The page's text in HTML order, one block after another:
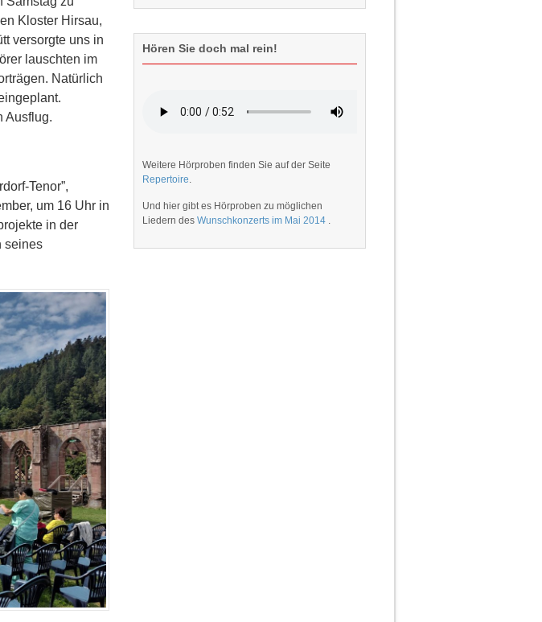
Kloster Hirsau,
versorgte uns in
lauschten im
Natürlich
Ausflug.
Tenor”,
um 16 Uhr in
in der
seines
Hören Sie doch mal rein!
Weitere Hörproben finden Sie auf der Seite
Repertoire
Und hier gibt es Hörproben zu möglichen
Liedern des Wunschkonzerts im Mai 2014